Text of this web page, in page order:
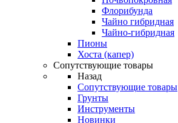
Флорибунда
Чайно гибридная
Чайно-гибридная
Пионы
Хоста (капер)
Сопутствующие товары
Назад
Сопутствующие товары
Грунты
Инструменты
Новинки